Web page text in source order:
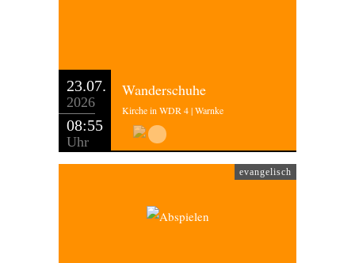
23.07.
2026
08:55
Uhr
Wanderschuhe
Kirche in WDR 4 | Warnke
evangelisch